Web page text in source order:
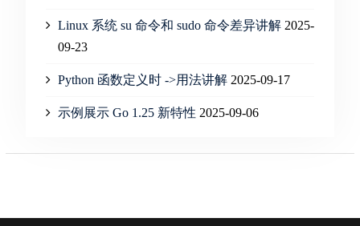
Linux 系统 su 命令和 sudo 命令差异讲解 2025-
09-23
Python 函数定义时 ->用法讲解 2025-09-17
示例展示 Go 1.25 新特性 2025-09-06